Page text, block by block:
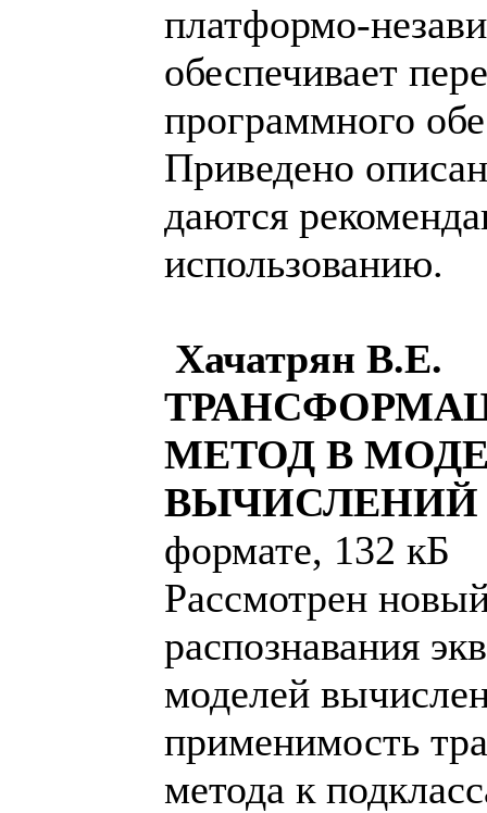
платформо-
обеспечивает
программного
Приведено
даются
использованию.
Хачатрян В.Е.
МЕТОД В
ВЫЧИСЛЕНИЙ
формате, 132 кБ
Рассмотрен
распознавания
моделей
применимость
метода к